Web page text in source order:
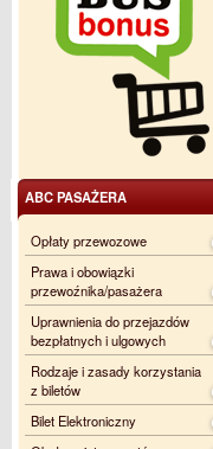
ABC PASAŻERA
Opłaty przewozowe
Prawa i obowiązki
przewoźnika/pasażera
Uprawnienia do przejazdów
bezpłatnych i ulgowych
Rodzaje i zasady korzystania
z biletów
Bilet Elektroniczny